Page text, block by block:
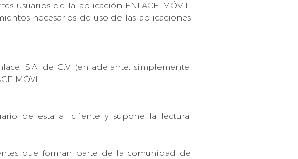
usuarios de la aplicación ENLACE MÓVIL,
necesarios de uso de las aplicaciones
S.A. de C.V. (en adelante, simplemente,
MÓVIL.
de esta al cliente y supone la lectura,
que forman parte de la comunidad de